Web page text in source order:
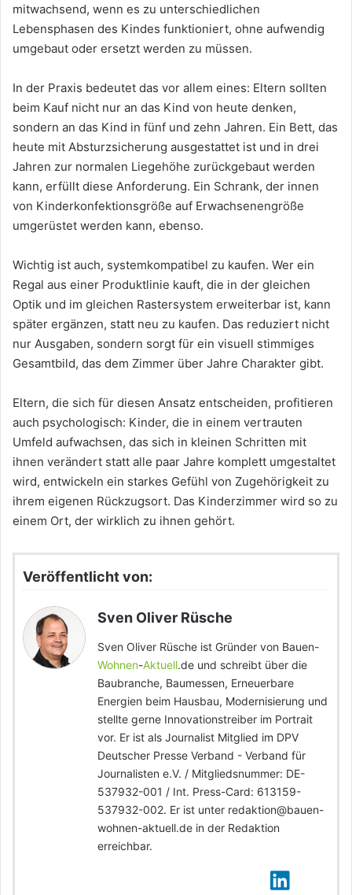
mitwachsend, wenn es zu unterschiedlichen
Lebensphasen des Kindes funktioniert, ohne aufwendig
umgebaut oder ersetzt werden zu müssen.
In der Praxis bedeutet das vor allem eines: Eltern sollten
beim Kauf nicht nur an das Kind von heute denken,
sondern an das Kind in fünf und zehn Jahren. Ein Bett, das
heute mit Absturzsicherung ausgestattet ist und in drei
Jahren zur normalen Liegehöhe zurückgebaut werden
kann, erfüllt diese Anforderung. Ein Schrank, der innen
von Kinderkonfektionsgröße auf Erwachsenengröße
umgerüstet werden kann, ebenso.
Wichtig ist auch, systemkompatibel zu kaufen. Wer ein
Regal aus einer Produktlinie kauft, die in der gleichen
Optik und im gleichen Rastersystem erweiterbar ist, kann
später ergänzen, statt neu zu kaufen. Das reduziert nicht
nur Ausgaben, sondern sorgt für ein visuell stimmiges
Gesamtbild, das dem Zimmer über Jahre Charakter gibt.
Eltern, die sich für diesen Ansatz entscheiden, profitieren
auch psychologisch: Kinder, die in einem vertrauten
Umfeld aufwachsen, das sich in kleinen Schritten mit
ihnen verändert statt alle paar Jahre komplett umgestaltet
wird, entwickeln ein starkes Gefühl von Zugehörigkeit zu
ihrem eigenen Rückzugsort. Das Kinderzimmer wird so zu
einem Ort, der wirklich zu ihnen gehört.
Veröffentlicht von:
Sven Oliver Rüsche
Sven Oliver Rüsche ist Gründer von Bauen-
Wohnen-Aktuell.de und schreibt über die
Baubranche, Baumessen, Erneuerbare
Energien beim Hausbau, Modernisierung und
stellte gerne Innovationstreiber im Portrait
vor. Er ist als Journalist Mitglied im DPV
Deutscher Presse Verband - Verband für
Journalisten e.V. / Mitgliedsnummer: DE-
537932-001 / Int. Press-Card: 613159-
537932-002. Er ist unter redaktion@bauen-
wohnen-aktuell.de in der Redaktion
erreichbar.